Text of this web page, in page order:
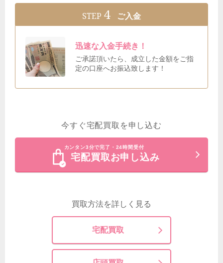
STEP 4 ご入金
迅速な入金手続き！
ご承諾頂いたら、成立した金額をご指
定の口座へお振込致します！
今すぐ宅配買取を申し込む
カンタン3分で完了・24時間受付
宅配買取お申し込み
買取方法を詳しく見る
宅配買取